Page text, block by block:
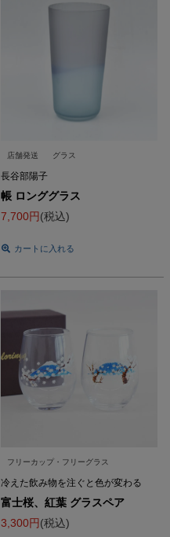
店舗発送 グラス
長谷部陽子
帳 ロンググラス
7,700
税込
カートに入れる
フリーカップ・フリーグラス
冷えた飲み物を注ぐと色が変わる
富士桜、紅葉 グラスペア
3,300
税込